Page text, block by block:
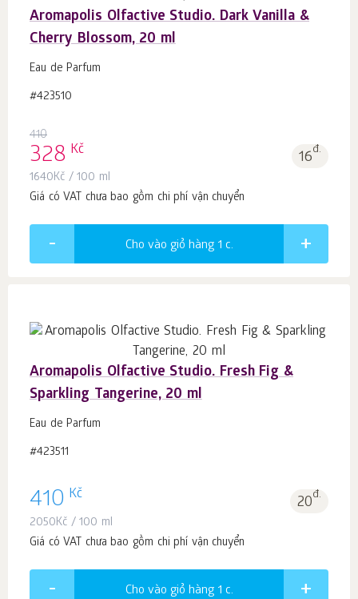
Aromapolis Olfactive Studio. Dark Vanilla &
Cherry Blossom, 20 ml
Eau de Parfum
#423510
410
328 Kč 16đ.
1640Kč / 100 ml
Giá có VAT chưa bao gồm chi phí vận chuyển
Cho vào giỏ hàng 1 c.
Aromapolis Olfactive Studio. Fresh Fig &
Sparkling Tangerine, 20 ml
Eau de Parfum
#423511
410 Kč 20đ.
2050Kč / 100 ml
Giá có VAT chưa bao gồm chi phí vận chuyển
Cho vào giỏ hàng 1 c.